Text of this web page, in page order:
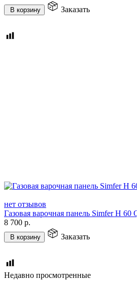
В корзину Заказать
нет отзывов
Газовая варочная панель Simfer H 60
8 700 р.
В корзину Заказать
Недавно просмотренные